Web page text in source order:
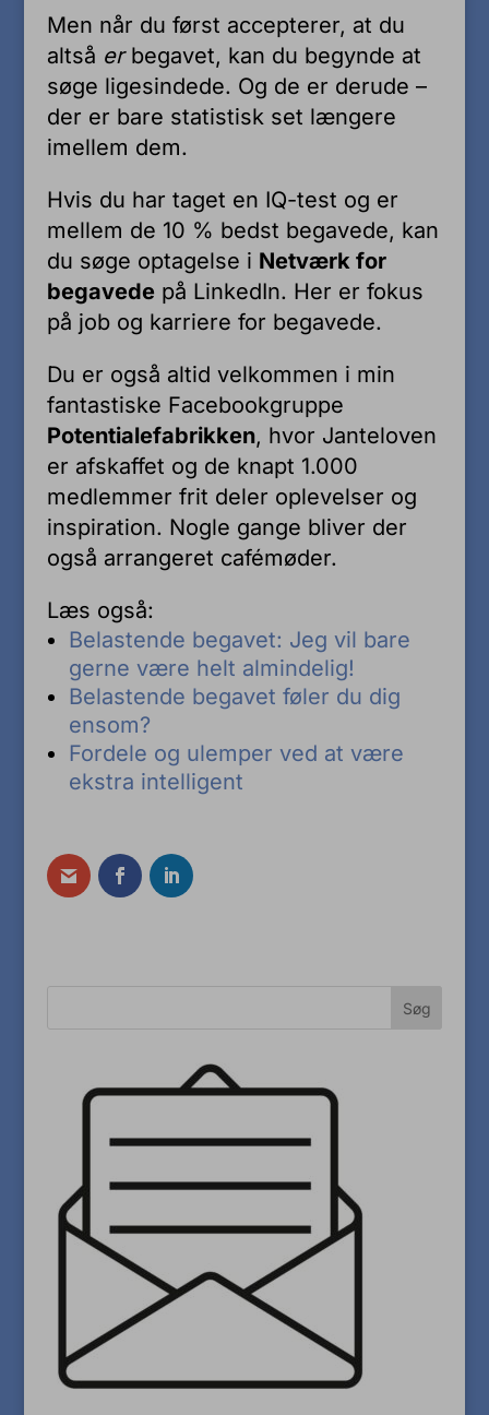
Men når du først accepterer, at du
altså er begavet, kan du begynde at
søge ligesindede. Og de er derude –
der er bare statistisk set længere
imellem dem.
Hvis du har taget en IQ-test og er
mellem de 10 % bedst begavede, kan
du søge optagelse i Netværk for
begavedepå LinkedIn. Her er fokus
på job og karriere for begavede.
Du er også altid velkommen i min
fantastiske Facebookgruppe
Potentialefabrikken, hvor Janteloven
er afskaffet og de knapt 1.000
medlemmer frit deler oplevelser og
inspiration. Nogle gange bliver der
også arrangeret cafémøder.
Læs også:
Belastende begavet: Jeg vil bare
gerne være helt almindelig!
Belastende begavet føler du dig
ensom?
Fordele og ulemper ved at være
ekstra intelligent